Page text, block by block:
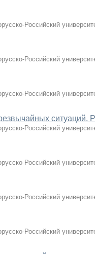
Российский
Российский
Российский
ситуаций.
Российский
Российский
Российский
Российский